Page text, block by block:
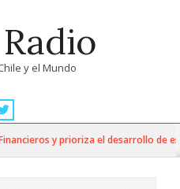
y el Mundo
y prioriza el desarrollo de esta